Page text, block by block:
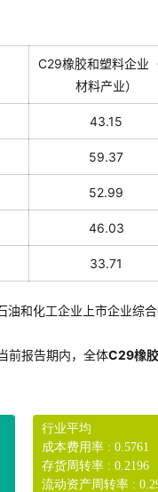
C29橡胶和塑料企业
材料产业）
43.15
59.37
52.99
46.03
33.71
油和化工企业上市企业综
前报告期内，全体C29橡
行业平均
成本费用率 : 0.5761
存货周转率 : 0.2196
流动资产周转率 :